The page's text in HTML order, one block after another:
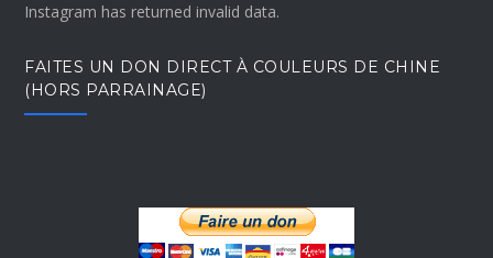
Instagram has returned invalid data.
FAITES UN DON DIRECT À COULEURS DE CHINE
(HORS PARRAINAGE)